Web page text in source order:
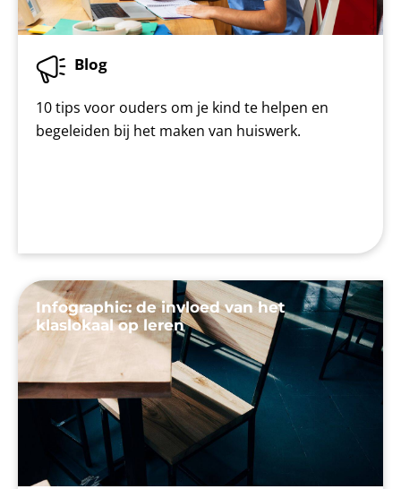
Blog
10 tips voor ouders om je kind te helpen en
begeleiden bij het maken van huiswerk.
Infographic: de invloed van het
klaslokaal op leren